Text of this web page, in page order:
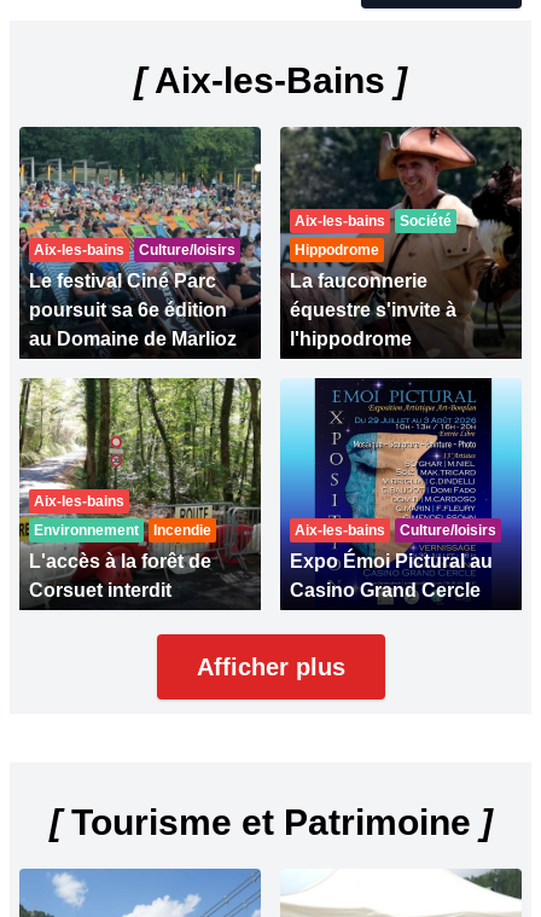
[Aix-les-Bains ]
Aix-les-bains Culture/loisirs
Le festival Ciné Parc
poursuit sa 6e édition
au Domaine de Marlioz
Aix-les-bains
Société
Hippodrome
La fauconnerie
équestre s'invite à
l'hippodrome
Aix-les-bains
Environnement
Incendie
L'accès à la forêt de
Corsuet interdit
Aix-les-bains Culture/loisirs
Expo Émoi Pictural au
Casino Grand Cercle
Afficher plus
[Tourisme et Patrimoine ]